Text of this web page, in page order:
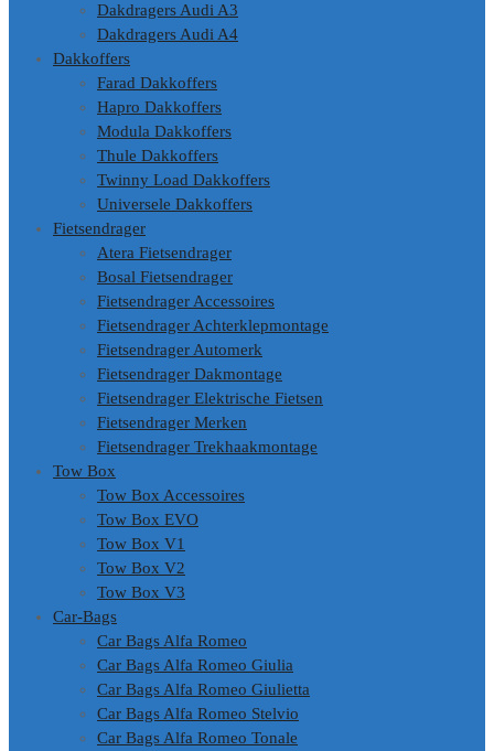
Dakdragers Audi A3
Dakdragers Audi A4
Dakkoffers
Farad Dakkoffers
Hapro Dakkoffers
Modula Dakkoffers
Thule Dakkoffers
Twinny Load Dakkoffers
Universele Dakkoffers
Fietsendrager
Atera Fietsendrager
Bosal Fietsendrager
Fietsendrager Accessoires
Fietsendrager Achterklepmontage
Fietsendrager Automerk
Fietsendrager Dakmontage
Fietsendrager Elektrische Fietsen
Fietsendrager Merken
Fietsendrager Trekhaakmontage
Tow Box
Tow Box Accessoires
Tow Box EVO
Tow Box V1
Tow Box V2
Tow Box V3
Car-Bags
Car Bags Alfa Romeo
Car Bags Alfa Romeo Giulia
Car Bags Alfa Romeo Giulietta
Car Bags Alfa Romeo Stelvio
Car Bags Alfa Romeo Tonale